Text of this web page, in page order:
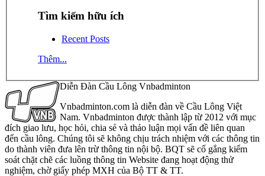
Tìm kiếm hữu ích
Recent Posts
Thêm...
Diễn Đàn Cầu Lông Vnbadminton
Vnbadminton.com là diễn đàn về Cầu Lông Việt
Nam. Vnbadminton được thành lập từ 2012 với mục
đích giao lưu, học hỏi, chia sẻ và thảo luận mọi vấn đề liên quan
đến cầu lông. Chúng tôi sẽ không chịu trách nhiệm với các thông tin
do thành viên đưa lên trừ thông tin nội bộ. BQT sẽ cố gắng kiểm
soát chặt chẽ các luồng thông tin Website đang hoạt động thử
nghiệm, chờ giấy phép MXH của Bộ TT & TT.